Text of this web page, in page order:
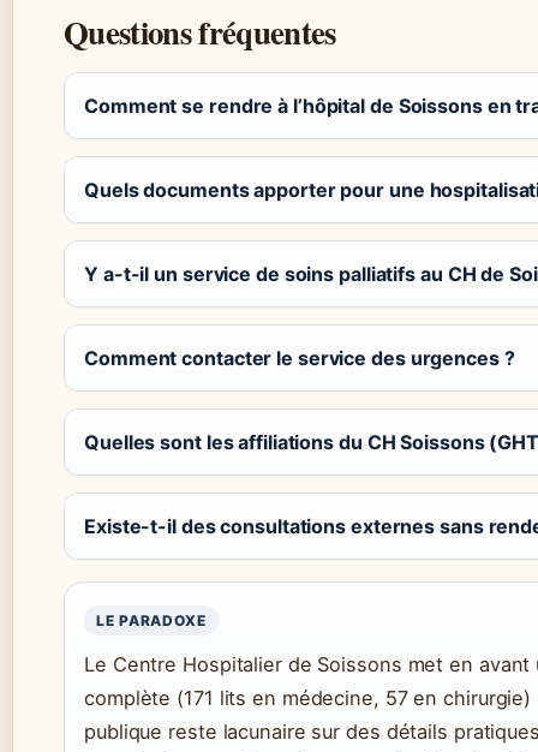
Questions fréquentes
Comment se rendre à l’hôpital de Soissons en
Quels documents apporter pour une
Y a-t-il un service de soins palliatifs au CH de
Comment contacter le service des urgences ?
Quelles sont les affiliations du CH Soissons
Existe-t-il des consultations externes sans
LE PARADOXE
Le Centre Hospitalier de Soissons met en
complète (171 lits en médecine, 57 en
publique reste lacunaire sur des détails